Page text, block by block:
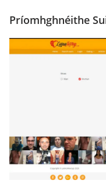
Príomhghnéithe